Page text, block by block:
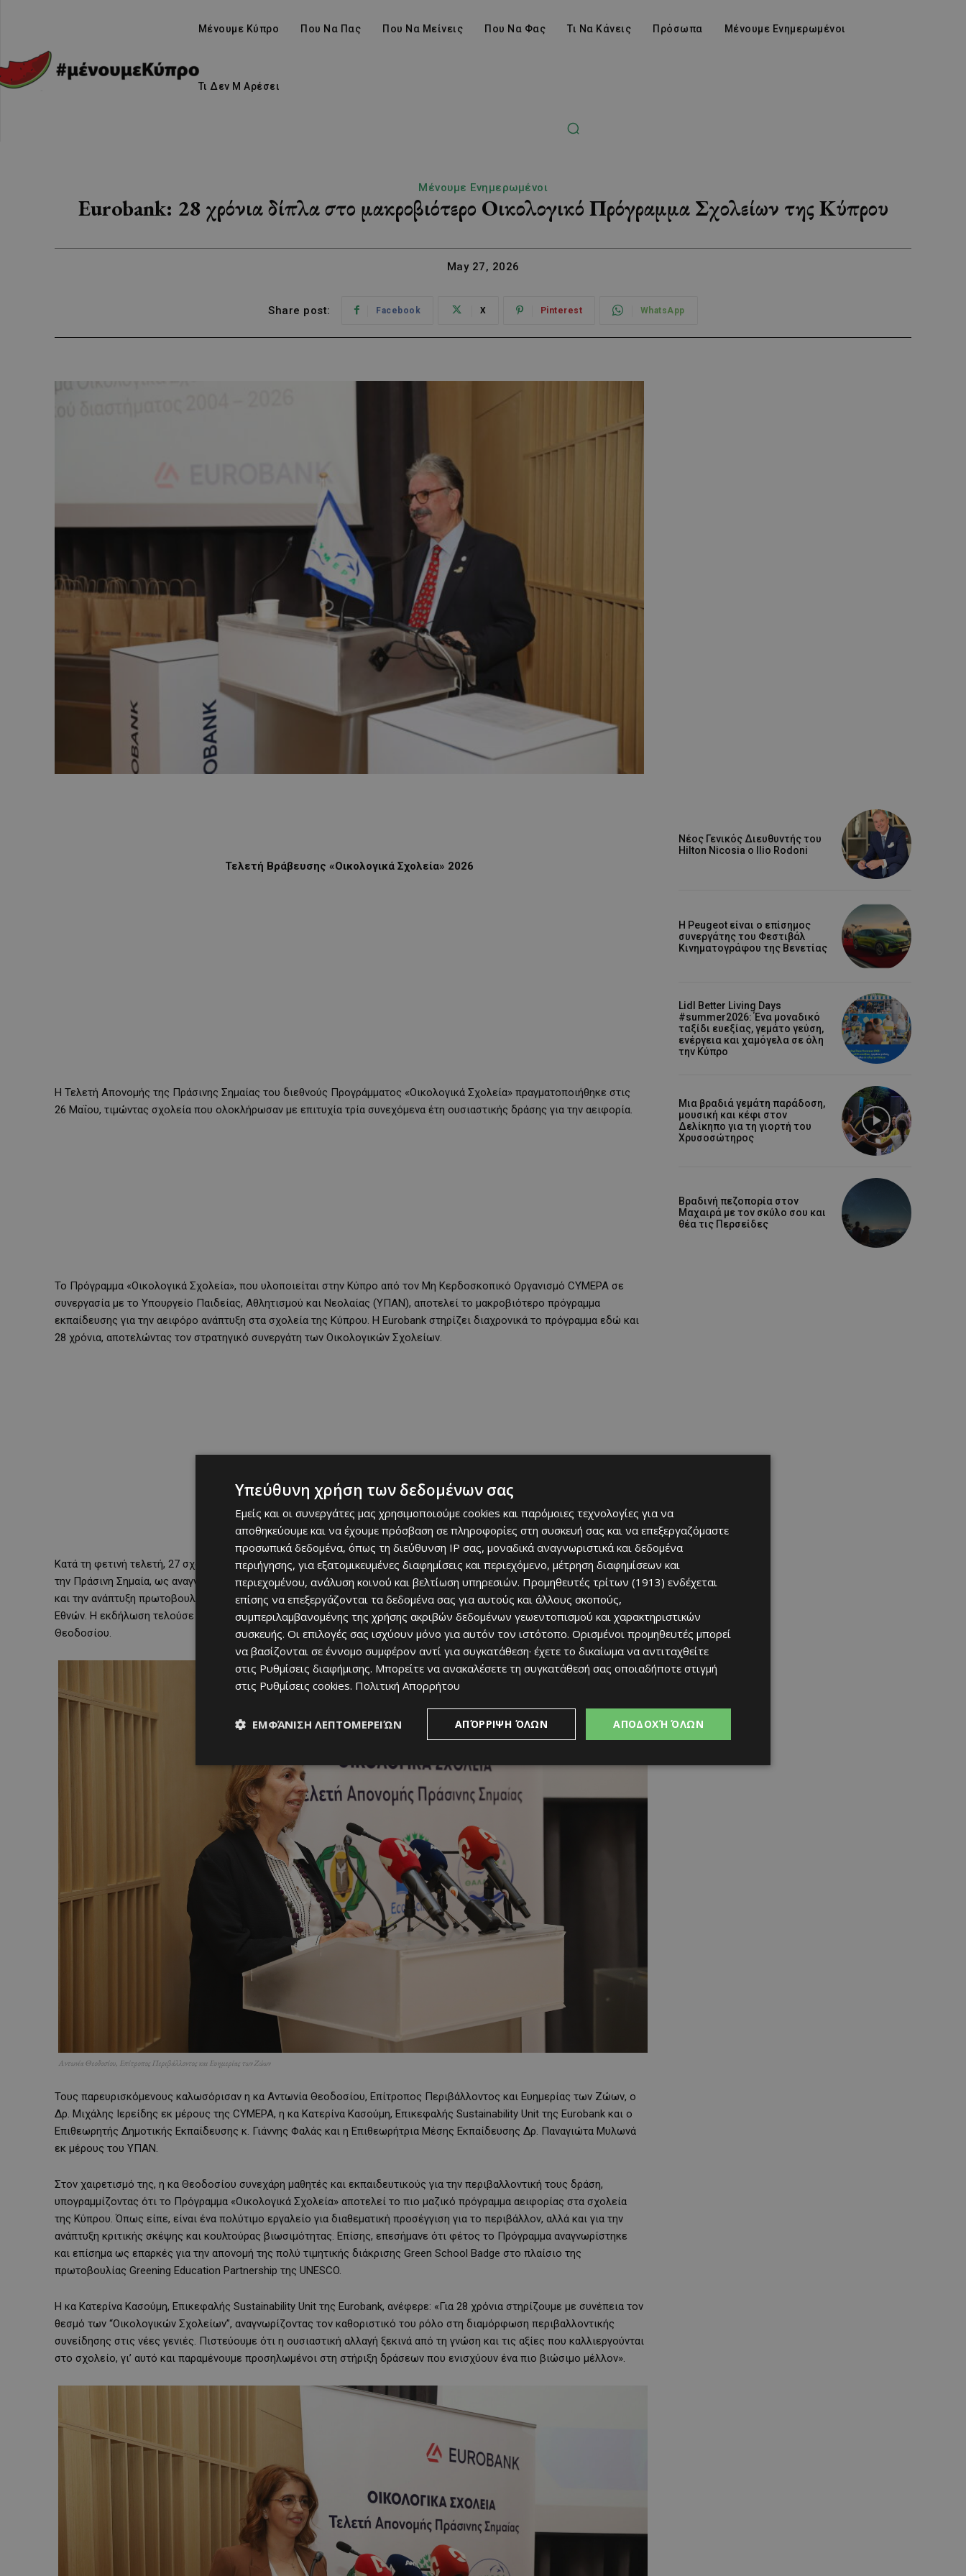
Μένουμε Κύπρο Που Να Πας Που Να Μείνεις Που Να Φας Τι Να Κάνεις Πρόσωπα Μένουμε Ενημερωμένοι
Τι Δεν Μ Αρέσει
Μένουμε Ενημερωμένοι
Eurobank: 28 χρόνια δίπλα στο μακροβιότερο Οικολογικό Πρόγραμμα Σχολείων της Κύπρου
May 27, 2026
Share post: Facebook X Pinterest WhatsApp
Τελετή Βράβευσης «Οικολογικά Σχολεία» 2026
Η Τελετή Απονομής της Πράσινης Σημαίας του διεθνούς Προγράμματος «Οικολογικά Σχολεία» πραγματοποιήθηκε στις
26 Μαΐου, τιμώντας σχολεία που ολοκλήρωσαν με επιτυχία τρία συνεχόμενα έτη ουσιαστικής δράσης για την αειφορία.
Το Πρόγραμμα «Οικολογικά Σχολεία», που υλοποιείται στην Κύπρο από τον Μη Κερδοσκοπικό Οργανισμό CYMEPA σε
συνεργασία με το Υπουργείο Παιδείας, Αθλητισμού και Νεολαίας (ΥΠΑΝ), αποτελεί το μακροβιότερο πρόγραμμα
εκπαίδευσης για την αειφόρο ανάπτυξη στα σχολεία της Κύπρου. Η Eurobank στηρίζει διαχρονικά το πρόγραμμα εδώ και
28 χρόνια, αποτελώντας τον στρατηγικό συνεργάτη των Οικολογικών Σχολείων.
Κατά τη φετινή τελετή, 27 σχολεία από σύνολο 168 σχολείων που συμμετέχουν ενεργά στο Πρόγραμμα, βραβεύτηκαν με
την Πράσινη Σημαία, ως αναγνώριση της τριετούς συστηματικής και μετρήσιμης περιβαλλοντικής τους δράσης, καθώς
και την ανάπτυξη πρωτοβουλιών για την αειφορία, με οδηγό τους 17 Στόχους Βιώσιμης Ανάπτυξης των Ηνωμένων
Εθνών. Η εκδήλωση τελούσε υπό την αιγίδα της Επιτρόπου Περιβάλλοντος και Ευημερίας των Ζώων κας Αντωνίας
Θεοδοσίου.
Αντωνία Θεοδοσίου, Επίτροπος Περιβάλλοντος και Ευημερίας των Ζώων
Τους παρευρισκόμενους καλωσόρισαν η κα Αντωνία Θεοδοσίου, Επίτροπος Περιβάλλοντος και Ευημερίας των Ζώων, ο
Δρ. Μιχάλης Ιερείδης εκ μέρους της CYMEPA, η κα Κατερίνα Κασούμη, Επικεφαλής Sustainability Unit της Eurobank και ο
Επιθεωρητής Δημοτικής Εκπαίδευσης κ. Γιάννης Φαλάς και η Επιθεωρήτρια Μέσης Εκπαίδευσης Δρ. Παναγιώτα Μυλωνά
εκ μέρους του ΥΠΑΝ.
Στον χαιρετισμό της, η κα Θεοδοσίου συνεχάρη μαθητές και εκπαιδευτικούς για την περιβαλλοντική τους δράση,
υπογραμμίζοντας ότι το Πρόγραμμα «Οικολογικά Σχολεία» αποτελεί το πιο μαζικό πρόγραμμα αειφορίας στα σχολεία
της Κύπρου. Όπως είπε, είναι ένα πολύτιμο εργαλείο για διαθεματική προσέγγιση για το περιβάλλον, αλλά και για την
ανάπτυξη κριτικής σκέψης και κουλτούρας βιωσιμότητας. Επίσης, επεσήμανε ότι φέτος το Πρόγραμμα αναγνωρίστηκε
και επίσημα ως επαρκές για την απονομή της πολύ τιμητικής διάκρισης Green School Badge στο πλαίσιο της
πρωτοβουλίας Greening Education Partnership της UNESCO.
Η κα Κατερίνα Κασούμη, Επικεφαλής Sustainability Unit της Eurobank, ανέφερε: «Για 28 χρόνια στηρίζουμε με συνέπεια τον
θεσμό των “Οικολογικών Σχολείων”, αναγνωρίζοντας τον καθοριστικό του ρόλο στη διαμόρφωση περιβαλλοντικής
συνείδησης στις νέες γενιές. Πιστεύουμε ότι η ουσιαστική αλλαγή ξεκινά από τη γνώση και τις αξίες που καλλιεργούνται
στο σχολείο, γι’ αυτό και παραμένουμε προσηλωμένοι στη στήριξη δράσεων που ενισχύουν ένα πιο βιώσιμο μέλλον».
Νέος Γενικός Διευθυντής του
Hilton Nicosia ο Ilio Rodoni
Η Peugeot είναι ο επίσημος
συνεργάτης του Φεστιβάλ
Κινηματογράφου της Βενετίας
Lidl Better Living Days
#summer2026: Ένα μοναδικό
ταξίδι ευεξίας, γεμάτο γεύση,
ενέργεια και χαμόγελα σε όλη
την Κύπρο
Μια βραδιά γεμάτη παράδοση,
μουσική και κέφι στον
Δελίκηπο για τη γιορτή του
Χρυσοσώτηρος
Βραδινή πεζοπορία στον
Μαχαιρά με τον σκύλο σου και
θέα τις Περσείδες
Υπεύθυνη χρήση των δεδομένων σας
Εμείς και οι συνεργάτες μας χρησιμοποιούμε cookies και παρόμοιες τεχνολογίες για να
αποθηκεύουμε και να έχουμε πρόσβαση σε πληροφορίες στη συσκευή σας και να επεξεργαζόμαστε
προσωπικά δεδομένα, όπως τη διεύθυνση IP σας, μοναδικά αναγνωριστικά και δεδομένα
περιήγησης, για εξατομικευμένες διαφημίσεις και περιεχόμενο, μέτρηση διαφημίσεων και
περιεχομένου, ανάλυση κοινού και βελτίωση υπηρεσιών. Προμηθευτές τρίτων (1913) ενδέχεται
επίσης να επεξεργάζονται τα δεδομένα σας για αυτούς και άλλους σκοπούς,
συμπεριλαμβανομένης της χρήσης ακριβών δεδομένων γεωεντοπισμού και χαρακτηριστικών
συσκευής. Οι επιλογές σας ισχύουν μόνο για αυτόν τον ιστότοπο. Ορισμένοι προμηθευτές μπορεί
να βασίζονται σε έννομο συμφέρον αντί για συγκατάθεση· έχετε το δικαίωμα να αντιταχθείτε
στις Ρυθμίσεις διαφήμισης. Μπορείτε να ανακαλέσετε τη συγκατάθεσή σας οποιαδήποτε στιγμή
στις Ρυθμίσεις cookies. Πολιτική Απορρήτου
ΑΠΟΔΟΧΉ ΌΛΩΝ
ΑΠΌΡΡΙΨΗ ΌΛΩΝ
ΕΜΦΆΝΙΣΗ ΛΕΠΤΟΜΕΡΕΙΏΝ